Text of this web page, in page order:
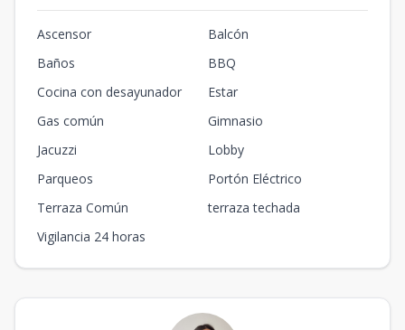
Ascensor
Balcón
Baños
BBQ
Cocina con desayunador
Estar
Gas común
Gimnasio
Jacuzzi
Lobby
Parqueos
Portón Eléctrico
Terraza Común
terraza techada
Vigilancia 24 horas